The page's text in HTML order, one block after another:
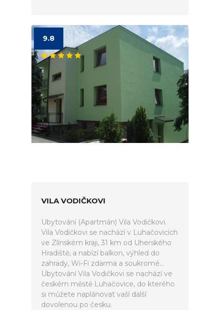
9.8
VILA VODIČKOVI
Ubytování (Apartmán) Vila Vodičkovi.
Vila Vodičkovi se nachází v Luhačovicích
ve Zlínském kraji, 31 km od Uherského
Hradiště, a nabízí balkon, výhled do
zahrady, Wi-Fi zdarma a soukromé...
Ubytování Vila Vodičkovi se nachází ve
českém městě Luhačovice, do kterého
si můžete naplánovat vaší další
dovolenou po česku.